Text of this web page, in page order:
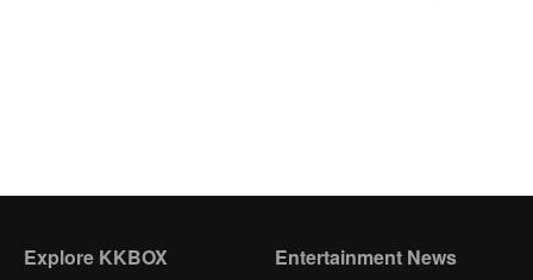
Explore KKBOX Entertainment News